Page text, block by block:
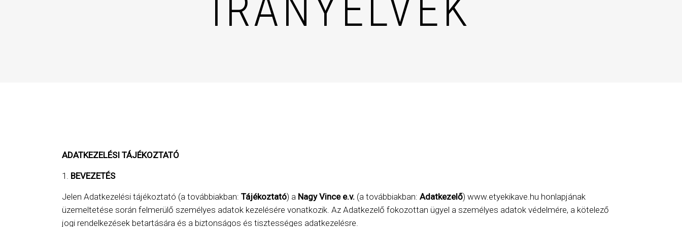
ADATKEZELÉSI TÁJÉKOZTATÓ
BEVEZETÉS
Jelen Adatkezelési tájékoztató (a továbbiakban: Tájékoztató) a Nagy Vince e.v. (a továbbiakban: Adatkezelő) www.etyekikave.hu honlapjának
üzemeltetése során felmerülő személyes adatok kezelésére vonatkozik. Az Adatkezelő fokozottan ügyel a személyes adatok védelmére, a kötelező
jogi rendelkezések betartására és a biztonságos és tisztességes adatkezelésre.